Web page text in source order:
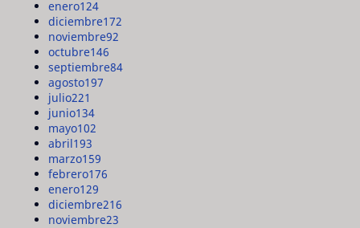
enero124
diciembre172
noviembre92
octubre146
septiembre84
agosto197
julio221
junio134
mayo102
abril193
marzo159
febrero176
enero129
diciembre216
noviembre23